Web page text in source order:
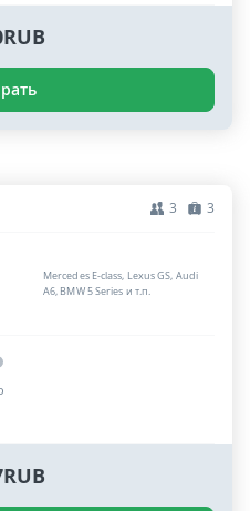
3 3
Mercedes E-class, Lexus GS, Audi
A6, BMW 5 Series и т.п.